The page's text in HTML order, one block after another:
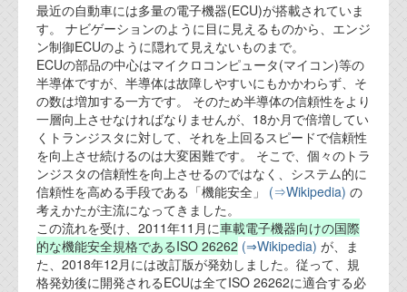
業務内容
機能安全コンサルティング
会社案内
会社概要
代表ご挨拶
オフィス
実績
最近の自動車には多量の電子機器(ECU)が搭載されていま
す。 ナビゲーションのように目に見えるものから、エンジ
ン制御ECUのように隠れて見えないものまで。
ECUの部品の中心はマイクロコンピュータ(マイコン)等の
半導体ですが、半導体は故障しやすいにもかかわらず、そ
の数は増加する一方です。 そのため半導体の信頼性をより
一層向上させなければなりませんが、18か月で倍増してい
くトランジスタに対して、それを上回るスピードで信頼性
を向上させ続けるのは大変困難です。 そこで、個々のトラ
ンジスタの信頼性を向上させるのではなく、システム的に
信頼性を高める手段である「機能安全」
(⇒Wikipedia) の
考えかたが主流になってきました。
この流れを受け、2011年11月に車載電子機器向けの国際
的な機能安全規格であるISO 26262 (⇒Wikipedia) が、ま
た、2018年12月には改訂版が発効しました。従って、規
格発効後に開発されるECUは全てISO 26262に適合する必